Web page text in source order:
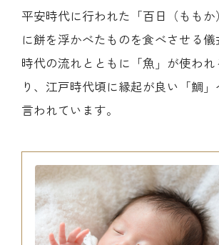
平安時代に行われた「百日（もも
に餅を浮かべたものを食べさせる儀
時代の流れとともに「魚」が使われ
り、江戸時代頃に縁起が良い「鯛
言われています。